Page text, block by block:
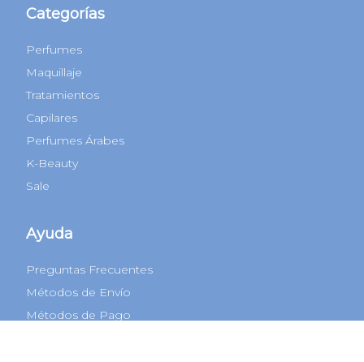
Categorías
Perfumes
Maquillaje
Tratamientos
Capilares
Perfumes Árabes
K-Beauty
Sale
Ayuda
Preguntas Frecuentes
Métodos de Envío
Métodos de Pago